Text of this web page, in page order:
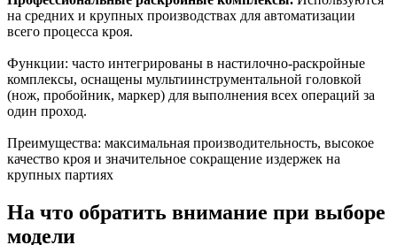
на средних и крупных производствах для автоматизации
всего процесса кроя.
Функции: часто интегрированы в настилочно-раскройные
комплексы, оснащены мультиинструментальной головкой
(нож, пробойник, маркер) для выполнения всех операций за
один проход.
Преимущества: максимальная производительность, высокое
качество кроя и значительное сокращение издержек на
крупных партиях
На что обратить внимание при выборе
модели